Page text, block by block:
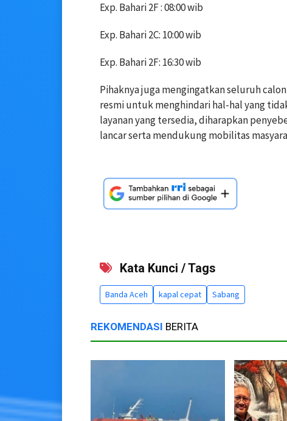
Exp. Bahari 2F : 08:00 wib
Exp. Bahari 2C: 10:00 wib
Exp. Bahari 2F: 16:30 wib
Pihaknya juga mengingatkan seluruh
resmi untuk menghindari hal-hal yang
layanan yang tersedia, diharapkan
lancar serta mendukung mobilitas
Kata Kunci / Tags
Banda Aceh kapal cepat Sabang
REKOMENDASI BERITA